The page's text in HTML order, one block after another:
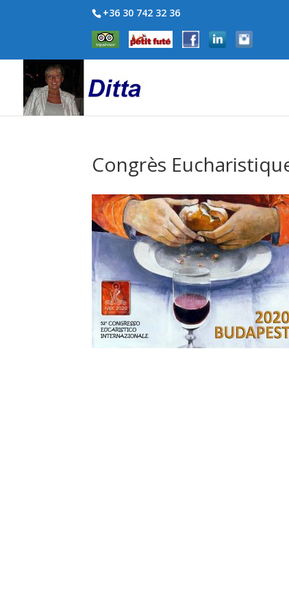
+36 30 742 32 36
Congrès